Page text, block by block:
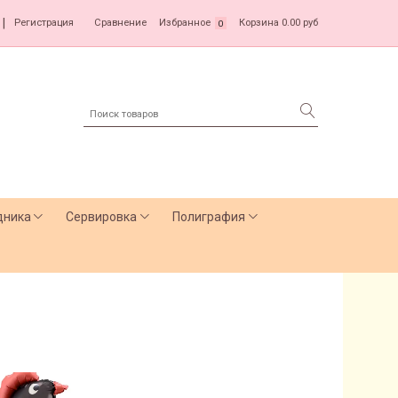
Регистрация Сравнение Избранное 0 Корзина 0.00 руб
Сервировка Полиграфия